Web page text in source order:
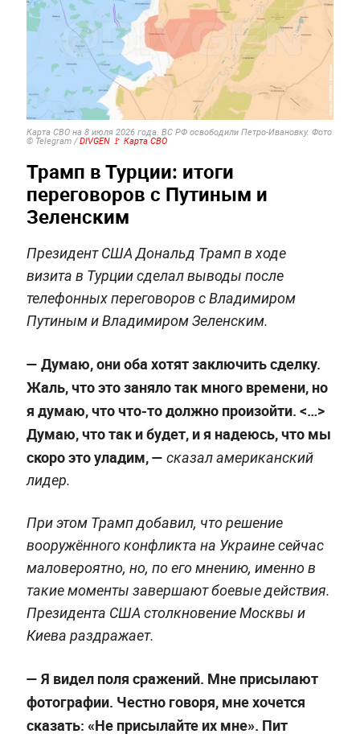
Карта СВО на 8 июля 2026 года. ВС РФ освободили Петро-Ивановку. Фото
© Telegram /DIVGEN 🚩 Карта СВО
Трамп в Турции: итоги
переговоров с Путиным и
Зеленским
Президент США Дональд Трамп в ходе
визита в Турции сделал выводы после
телефонных переговоров с Владимиром
Путиным и Владимиром Зеленским.
— Думаю, они оба хотят заключить сделку.
Жаль, что это заняло так много времени, но
я думаю, что что-то должно произойти. <…>
Думаю, что так и будет, и я надеюсь, что мы
скоро это уладим, — сказал американский
лидер.
При этом Трамп добавил, что решение
вооружённого конфликта на Украине сейчас
маловероятно, но, по его мнению, именно в
такие моменты завершают боевые действия.
Президента США столкновение Москвы и
Киева раздражает.
— Я видел поля сражений. Мне присылают
фотографии. Честно говоря, мне хочется
сказать: «Не присылайте их мне». Пит